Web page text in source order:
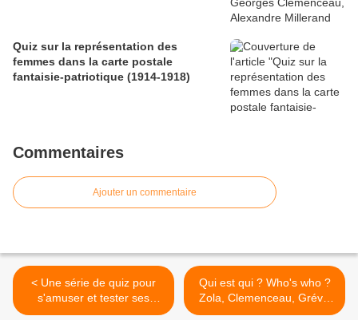
Quiz sur la représentation des
femmes dans la carte postale
fantaisie-patriotique (1914-1918)
Commentaires
Ajouter un commentaire
< Une série de quiz pour
s'amuser et tester ses
connaissances sur la
Qui est qui ? Who's who ?
Zola, Clemenceau, Grévy,
Combes ? >